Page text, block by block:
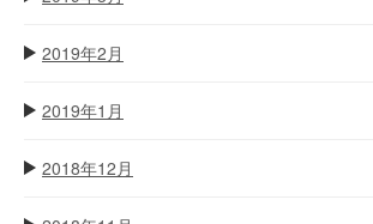
2019年2月
2019年1月
2018年12月